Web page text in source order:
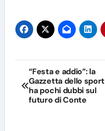
Navigazione
articoli
“Festa e addio”: la
Gazzetta dello sport
ha pochi dubbi sul
futuro di Conte